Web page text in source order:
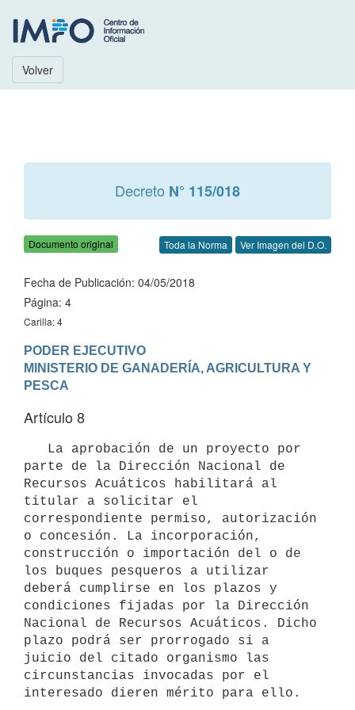
Volver
Decreto N° 115/018
Documento original Toda la Norma Ver Imagen del D.O.
Fecha de Publicación: 04/05/2018
Página: 4
Carilla: 4
PODER EJECUTIVO
MINISTERIO DE GANADERÍA, AGRICULTURA Y
Artículo 8
parte de la Dirección Nacional de
Recursos Acuáticos habilitará al
titular a solicitar el
correspondiente permiso, autorización
o concesión. La incorporación,
construcción o importación del o de
los buques pesqueros a utilizar
deberá cumplirse en los plazos y
condiciones fijadas por la Dirección
Nacional de Recursos Acuáticos. Dicho
plazo podrá ser prorrogado si a
juicio del citado organismo las
circunstancias invocadas por el